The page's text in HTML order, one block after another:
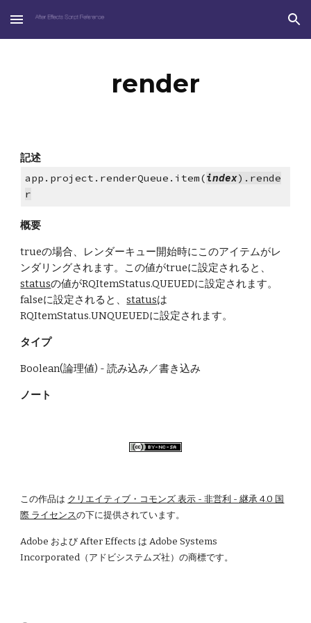
Skip to main content Skip to navigation
render
記述
app.project.renderQueue.item(index).rende
r
概要
trueの場合、レンダーキュー開始時にこのアイテムがレ
ンダリングされます。この値がtrueに設定されると、
statusの値がRQItemStatus.QUEUEDに設定されます。
falseに設定されると、statusは
RQItemStatus.UNQUEUEDに設定されます。
タイプ
Boolean(論理値) - 読み込み／書き込み
ノート
この作品は クリエイティブ・コモンズ 表示 - 非営利 - 継承 4.0 国
際 ライセンスの下に提供されています。
Adobe および After Effects は Adobe Systems
Incorporated（アドビシステムズ社）の商標です。